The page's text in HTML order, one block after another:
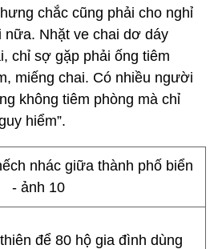
chắc cũng phải cho nghỉ
nữa. Nhặt ve chai dơ dáy
chỉ sợ gặp phải ống tiêm
miếng chai. Có nhiều người
không tiêm phòng mà chỉ
hiểm”.
để 80 hộ gia đình dùng